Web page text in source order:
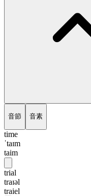
音節 音素
time
ˈtaɪm
taim
trial
traɪəl
traiel